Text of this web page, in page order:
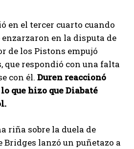
en el tercer cuarto cuando
enzarzaron en la disputa de
de los Pistons empujó
que respondió con una falta
con él. Duren reaccionó
que hizo que Diabaté
riña sobre la duela de
Bridges lanzó un puñetazo a